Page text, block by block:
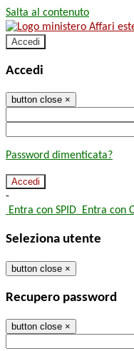
Salta al contenuto
Accedi
Accedi
button close ×
Password dimenticata?
-
Entra con SPID Entra con
Seleziona utente
button close ×
Recupero password
button close ×